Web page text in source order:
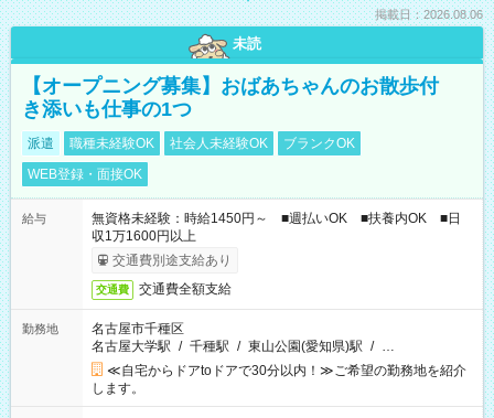
掲載日：2026.08.06
未読
【オープニング募集】おばあちゃんのお散歩付
き添いも仕事の1つ
派遣 職種未経験OK 社会人未経験OK
ブランクOK
WEB登録・面接OK
給与
無資格未経験：時給1450円～ ■週払いOK ■扶養内OK ■日
収1万1600円以上
交通費別途支給あり
交通費 交通費全額支給
勤務地
名古屋市千種区
名古屋大学駅 / 千種駅 / 東山公園(愛知県)駅 / …
≪自宅からドアtoドアで30分以内！≫ご希望の勤務地を紹介
します。